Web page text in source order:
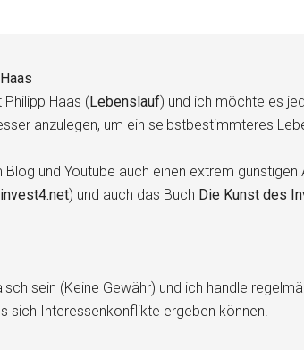
Haas (Lebenslauf) und ich möchte es
anzulegen, um ein selbstbestimmteres
und Youtube auch einen extrem günstigen
invest4.net) und auch das Buch Die Kunst des
sein (Keine Gewähr) und ich handle
sich Interessenkonflikte ergeben können!